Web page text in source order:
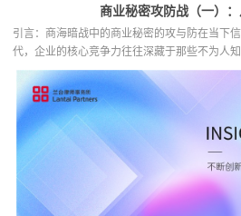
商业秘密攻防战（一）
引言：商海暗战中的商业秘密的攻与防在当下
代，企业的核心竞争力往往深藏于那些不为人